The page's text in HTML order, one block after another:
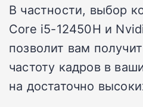
В частности, выбор
Core i5-12450H и
позволит вам
частоту кадров в
на достаточно